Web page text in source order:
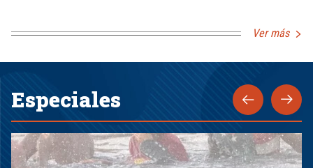
Ver más
Especiales